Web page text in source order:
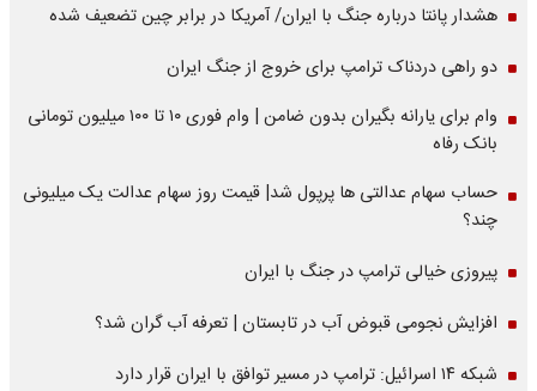
هشدار پانتا درباره جنگ با ایران/ آمریکا در برابر چین تضعیف شده
دو راهی دردناک ترامپ برای خروج از جنگ ایران
وام برای یارانه بگیران بدون ضامن | وام فوری ۱۰ تا ۱۰۰ میلیون تومانی
بانک رفاه
حساب سهام عدالتی ها پرپول شد| قیمت روز سهام عدالت یک میلیونی
چند؟
پیروزی خیالی ترامپ در جنگ با ایران
افزایش نجومی قبوض آب در تابستان | تعرفه آب گران شد؟
شبکه ۱۴ اسرائیل: ترامپ در مسیر توافق با ایران قرار دارد